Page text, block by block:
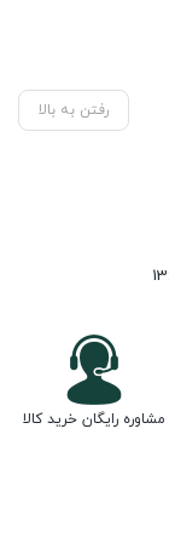
رفتن به بالا
مشاوره رایگان خرید کالا